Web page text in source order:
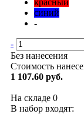
синий
-
-
Без нанесения
Стоимость
1 107.60 руб.
На складе 0
В набор входят: